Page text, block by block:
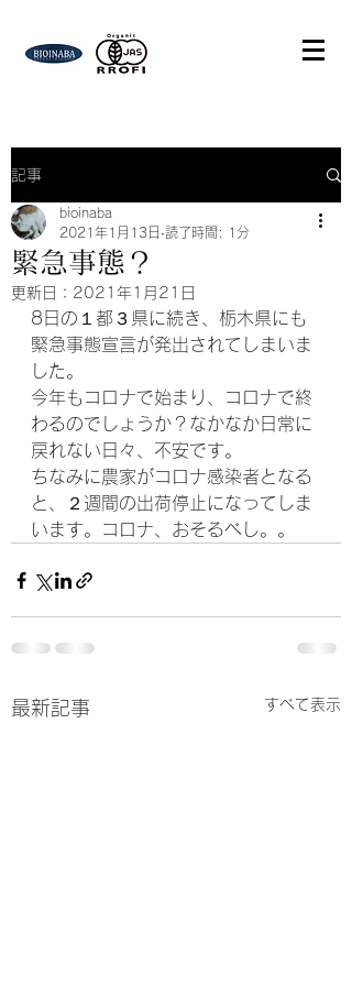
記事
緊急事態？
bioinaba
2021年1月13日 読了時間: 1分
更新日： 2021年1月21日
8日の１都３県に続き、栃木県にも
緊急事態宣言が発出されてしまいま
した。
今年もコロナで始まり、コロナで終
わるのでしょうか？なかなか日常に
戻れない日々、不安です。
ちなみに農家がコロナ感染者となる
と、２週間の出荷停止になってしま
います。コロナ、おそるべし。。
最新記事 すべて表示